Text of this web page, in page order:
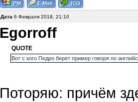
Дата 6 Февраля 2018, 21:10
Egorroff
QUOTE
Вот с кого Педро берет пример говоря по
Поторяю: причём